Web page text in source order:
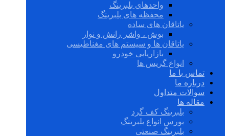
واحدهای بلبرینگ
محفظه های بلبرینگ
یاتاقان های ساده
بوش ، واشر رانش و نوار
یاتاقان ها و سیستم های مغناطیسی
بازاریابی خودرو
انواع گریس ها
تماس با ما
درباره ما
سوالات متداول
مقاله ها
بلبرینگ کف گرد
بورس انواع بلبرینگ
بلبرینگ صنعتی